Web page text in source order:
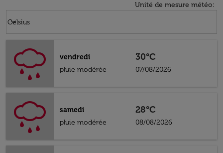
Unité de mesure météo:
Celsius
keyboard_arrow_down
vendredi
pluie modérée
30°C
07/08/2026
samedi
pluie modérée
28°C
08/08/2026